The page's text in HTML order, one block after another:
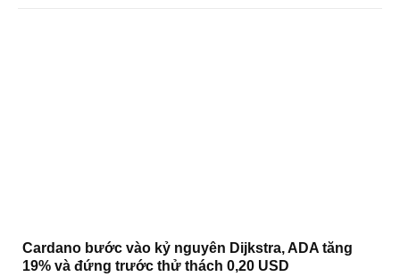
Cardano bước vào kỷ nguyên Dijkstra, ADA tăng
19% và đứng trước thử thách 0,20 USD